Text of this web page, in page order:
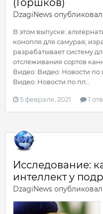
DzagiNews
В этом выпуске:
конопля для самурая;
разрабатывает систему
отслеживания сортов
Видео: Видео: Новости
Видео: Новости по пл...
5 февраля, 2021 1
Исследование:
интеллект у
DzagiNews